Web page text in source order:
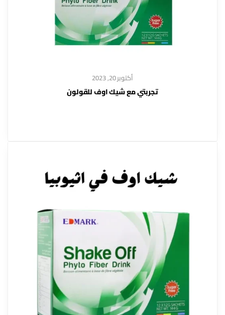
أكتوبر 20, 2023
تجربتي مع شيك اوف للقولون